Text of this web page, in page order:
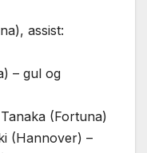
assist:
– gul og
(Fortuna)
(Hannover) –